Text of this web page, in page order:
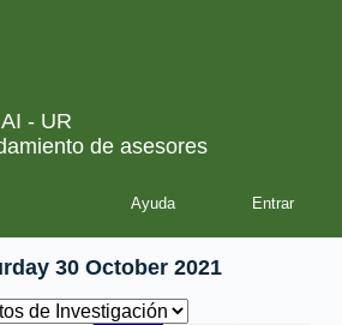
- UR
de asesores
Ayuda
30 October 2021